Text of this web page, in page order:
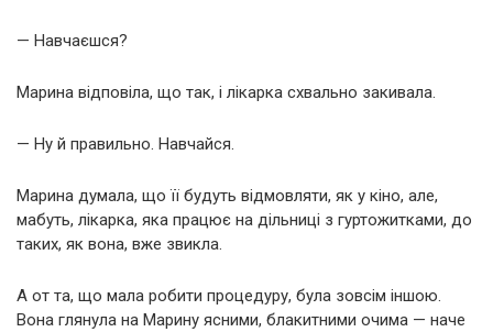
— Навчаєшся?
Марина відповіла, що так, і лікарка схвально закивала.
— Ну й правильно. Навчайся.
Марина думала, що її будуть відмовляти, як у кіно, але,
мабуть, лікарка, яка працює на дільниці з гуртожитками, до
таких, як вона, вже звикла.
А от та, що мала робити процедуру, була зовсім іншою.
Вона глянула на Марину ясними, блакитними очима — наче